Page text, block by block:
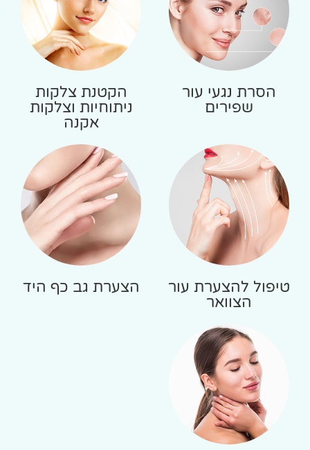
הסרת נגעי עור
שפירים
הקטנת צלקות
ניתוחיות וצלקות
אקנה
טיפול להצערת עור
הצוואר
הצערת גב כף היד